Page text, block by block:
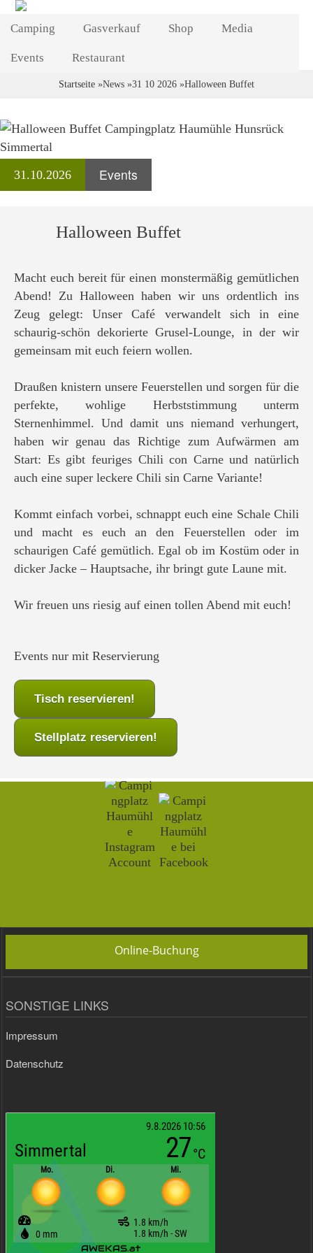
zum
Camping Gasverkauf Shop Media
Events Restaurant
Startseite News 31 10 2026 Halloween Buffet
31.10.2026 Events
Halloween Buffet
Macht euch bereit für einen monstermäßig gemütlichen
Abend! Zu Halloween haben wir uns ordentlich ins
Zeug gelegt: Unser Café verwandelt sich in eine
schaurig-schön dekorierte Grusel-Lounge, in der wir
gemeinsam mit euch feiern wollen.
Draußen knistern unsere Feuerstellen und sorgen für die
perfekte, wohlige Herbststimmung unterm
Sternenhimmel. Und damit uns niemand verhungert,
haben wir genau das Richtige zum Aufwärmen am
Start: Es gibt feuriges Chili con Carne und natürlich
auch eine super leckere Chili sin Carne Variante!
Kommt einfach vorbei, schnappt euch eine Schale Chili
und macht es euch an den Feuerstellen oder im
schaurigen Café gemütlich. Egal ob im Kostüm oder in
dicker Jacke – Hauptsache, ihr bringt gute Laune mit.
Wir freuen uns riesig auf einen tollen Abend mit euch!
Events nur mit Reservierung
Tisch reservieren!
Stellplatz reservieren!
Online-Buchung
SONSTIGE LINKS
Impressum
Datenschutz